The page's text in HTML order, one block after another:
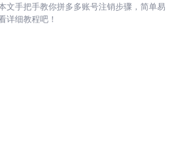
文手把手教你拼多多账号注销步骤，简单易
详细教程吧！